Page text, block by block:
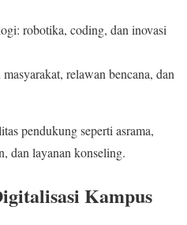
robotika, coding, dan inovasi
relawan bencana, dan
pendukung seperti asrama,
dan layanan konseling.
Kampus